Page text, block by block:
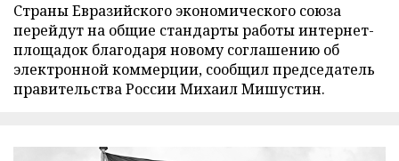
Страны Евразийского экономического союза
перейдут на общие стандарты работы интернет-
площадок благодаря новому соглашению об
электронной коммерции, сообщил председатель
правительства России Михаил Мишустин.